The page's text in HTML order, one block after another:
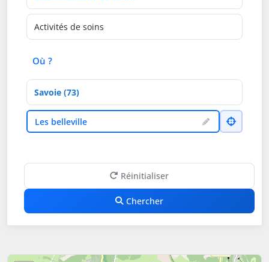
Activités de soins
Où ?
Département
VilleLes belleville
Réinitialiser
Chercher